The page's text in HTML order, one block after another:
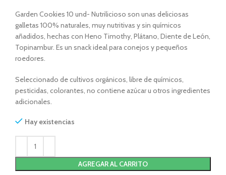
Garden Cookies 10 und- Nutrilicioso son unas deliciosas
galletas 100% naturales, muy nutritivas y sin químicos
añadidos, hechas con Heno Timothy, Plátano, Diente de León,
Topinambur. Es un snack ideal para conejos y pequeños
roedores.
Seleccionado de cultivos orgánicos, libre de químicos,
pesticidas, colorantes, no contiene azúcar u otros ingredientes
adicionales.
Hay existencias
AGREGAR AL CARRITO